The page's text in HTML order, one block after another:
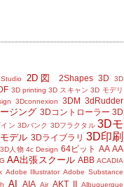
2D図 2Shapes 3D 3D
3D printing 3D スキャン 3D モデリ
3Dconnexion 3DM 3dRudder
ジング 3Dコントローラー 3D
ン 3Dバンク 3Dフラクタル 3Dモ
デル 3Dライブラリ 3D印刷
3D人物 4c Design 64ビット AA AA
AA出張スクール ABB ACADIA
Adobe Illustrator Adobe Substance
AI AIA Air AKT II Albuquerque